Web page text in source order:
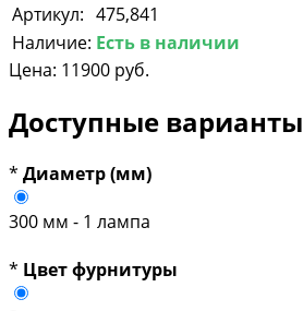
Артикул: 475,841
Наличие: Есть в наличии
Цена: 11900 руб.
Доступные варианты
* Диаметр (мм)
300 мм - 1 лампа
* Цвет фурнитуры